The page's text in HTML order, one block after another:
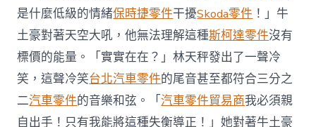
股
勢
力
OSDER
奧
斯
德
零
是什麼低級的情緒保時捷零件干擾Skoda零件 ！」牛
土豪對著天空大吼，他無法理解這種斯柯達零件沒有
標價的能量。「實實在在？」林天秤發出了一聲冷
笑，這聲冷笑台北汽車零件的尾音甚至都符合三分之
二汽車零件的音樂和弦。「汽車零件貿易商我必須親
自出手！只有我能將這種失衡導正！」她對著牛土豪